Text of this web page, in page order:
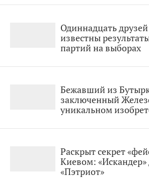
Одиннадцать
известны
партий на выборах
Бежавший из
заключенный
уникальном
Раскрыт секрет
Киевом:
«Пэтриот»